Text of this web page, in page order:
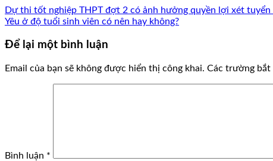
Dự thi tốt nghiệp THPT đợt 2 có ảnh hưởng quyền lợi xét tuyển
Yêu ở độ tuổi sinh viên có nên hay không?
Để lại một bình luận
Email của bạn sẽ không được hiển thị công khai. Các trường bắt
Bình luận *